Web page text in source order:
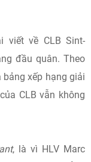
về CLB Sint-
đầu quân. Theo
xếp hạng giải
CLB vẫn không
, là vì HLV Marc